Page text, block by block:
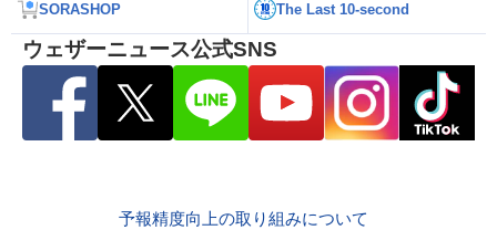
SORASHOP The Last 10-second
ウェザーニュース公式SNS
予報精度向上の取り組みについて